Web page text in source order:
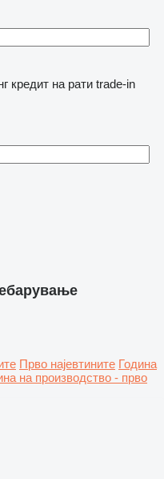
кредит на рати trade-in
Прво најевтините Година
на производство - прво